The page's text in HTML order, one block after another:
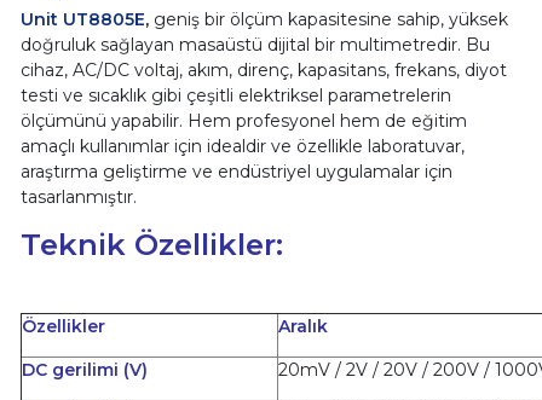
Unit UT8805E,geniş bir ölçüm kapasitesine sahip, yüksek
doğruluk sağlayan masaüstü dijital bir multimetredir. Bu
cihaz, AC/DC voltaj, akım, direnç, kapasitans, frekans, diyot
testi ve sıcaklık gibi çeşitli elektriksel parametrelerin
ölçümünü yapabilir. Hem profesyonel hem de eğitim
amaçlı kullanımlar için idealdir ve özellikle laboratuvar,
araştırma geliştirme ve endüstriyel uygulamalar için
tasarlanmıştır.
Teknik Özellikler:
Özellikler
Aralık
DC gerilimi (V)
20mV / 2V / 20V / 200V /